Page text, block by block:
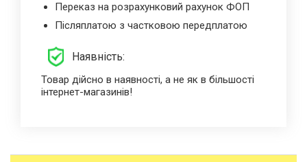
Переказ на розрахунковий рахунок ФОП
Післяплатою з частковою передплатою
Наявність:
Товар дійсно в наявності, а не як в більшості
інтернет-магазинів!